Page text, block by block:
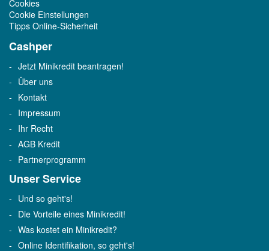
Cookies
Cookie Einstellungen
Tipps Online-Sicherheit
Cashper
Jetzt Minikredit beantragen!
Über uns
Kontakt
Impressum
Ihr Recht
AGB Kredit
Partnerprogramm
Unser Service
Und so geht's!
Die Vorteile eines Minikredit!
Was kostet ein Minikredit?
Online Identifikation, so geht's!